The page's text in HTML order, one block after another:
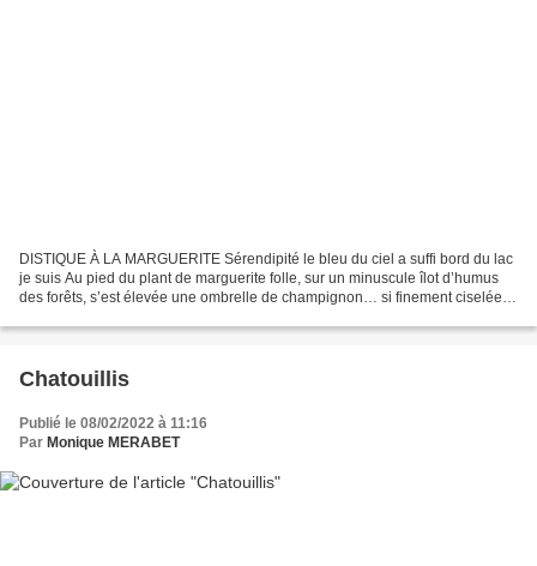
DISTIQUE À LA MARGUERITE Sérendipité le bleu du ciel a suffi bord du lac
je suis Au pied du plant de marguerite folle, sur un minuscule îlot d’humus
des forêts, s’est élevée une ombrelle de champignon… si finement ciselée,
Chatouillis
Publié le 08/02/2022 à 11:16
Par Monique MERABET